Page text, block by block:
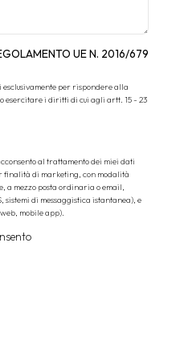
UE N. 2016/679
per rispondere alla
esercitare i diritti di cui agli artt. 15 - 23
al trattamento dei miei dati
finalità di marketing, con modalità
a mezzo posta ordinaria o email,
sistemi di messaggistica istantanea), e
mobile app).